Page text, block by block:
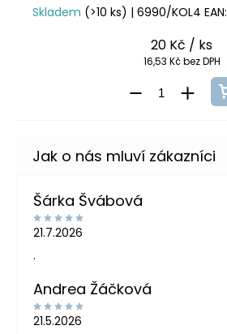
Skladem (>10 ks) | 6990/KOL4 EAN:
20 Kč / ks
16,53 Kč bez DPH
Šárka Švábová
21.7.2026
.
Andrea Žáčková
21.5.2026